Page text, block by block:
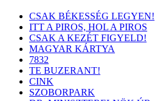
CSAK BÉKESSÉG LEGYEN!
ITT A PIROS, HOL A PIROS
CSAK A KEZÉT FIGYELD!
MAGYAR KÁRTYA
7832
TE BUZERANT!
CINK
SZOBORPARK